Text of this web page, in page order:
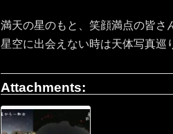
満天の星のもと、笑顔満点の皆さ
星空に出会えない時は天体写真
Attachments: